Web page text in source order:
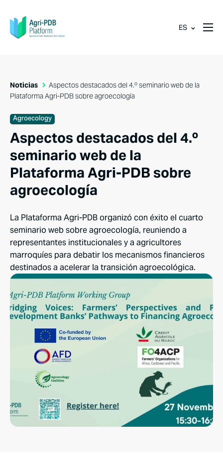
ES
Noticias
Aspectos destacados del 4.º seminario web de la
Plataforma Agri-PDB sobre agroecología
Agroecology
Aspectos destacados del 4.º
seminario web de la
Plataforma Agri-PDB sobre
agroecología
La Plataforma Agri-PDB organizó con éxito el cuarto
seminario web sobre agroecología, reuniendo a
representantes institucionales y a agricultores
marroquíes para debatir los mecanismos financieros
destinados a acelerar la transición agroecológica.